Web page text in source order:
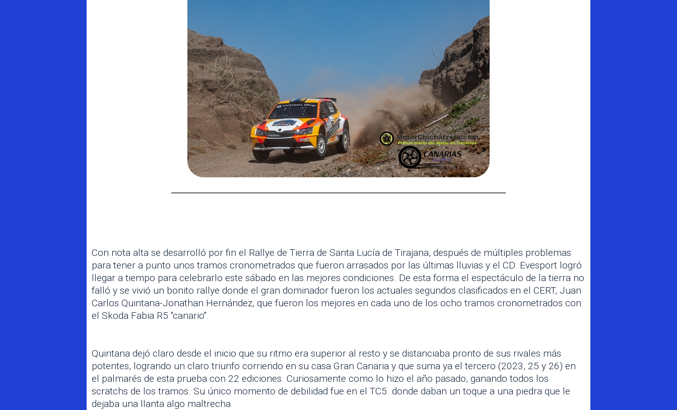
Con nota alta se desarrolló por fin el Rallye de Tierra de Santa Lucía de Tirajana, después de múltiples problemas
para tener a punto unos tramos cronometrados que fueron arrasados por las últimas lluvias y el CD. Evesport logró
llegar a tiempo para celebrarlo este sábado en las mejores condiciones. De esta forma el espectáculo de la tierra no
falló y se vivió un bonito rallye donde el gran dominador fueron los actuales segundos clasificados en el CERT, Juan
Carlos Quintana-Jonathan Hernández, que fueron los mejores en cada uno de los ocho tramos cronometrados con
el Skoda Fabia R5 "canario".
Quintana dejó claro desde el inicio que su ritmo era superior al resto y se distanciaba pronto de sus rivales más
potentes, logrando un claro triunfo corriendo en su casa Gran Canaria y que suma ya el tercero (2023, 25 y 26) en
el palmarés de esta prueba con 22 ediciones. Curiosamente como lo hizo el año pasado, ganando todos los
scratchs de los tramos. Su único momento de debilidad fue en el TC5. donde daban un toque a una piedra que le
dejaba una llanta algo maltrecha.